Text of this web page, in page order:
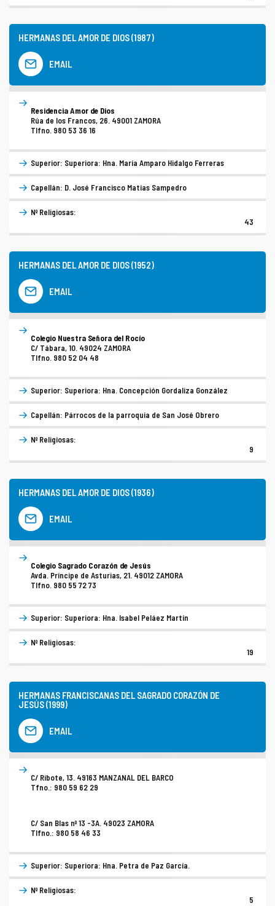
HERMANAS DEL AMOR DE DIOS (1987)
EMAIL
Residencia Amor de Dios
Rúa de los Francos, 26. 49001 ZAMORA
Tlfno. 980 53 36 16
Superior: Superiora: Hna. María Amparo Hidalgo Ferreras
Capellán: D. José Francisco Matías Sampedro
Nº Religiosas:
43
HERMANAS DEL AMOR DE DIOS (1952)
EMAIL
Colegio Nuestra Señora del Rocío
C/ Tábara, 10. 49024 ZAMORA
Tlfno. 980 52 04 48
Superior: Superiora: Hna. Concepción Gordaliza González
Capellán: Párrocos de la parroquia de San José Obrero
Nº Religiosas:
9
HERMANAS DEL AMOR DE DIOS (1936)
EMAIL
Colegio Sagrado Corazón de Jesús
Avda. Príncipe de Asturias, 21. 49012 ZAMORA
Tlfno. 980 55 72 73
Superior: Superiora: Hna. Isabel Peláez Martín
Nº Religiosas:
19
HERMANAS FRANCISCANAS DEL SAGRADO CORAZÓN DE
JESÚS (1999)
EMAIL
C/ Ribote, 13. 49163 MANZANAL DEL BARCO
Tfno.: 980 59 62 29
C/ San Blas nº 13 -3A. 49023 ZAMORA
Tlfno.: 980 58 46 33
Superior: Superiora: Hna. Petra de Paz García.
Nº Religiosas:
5